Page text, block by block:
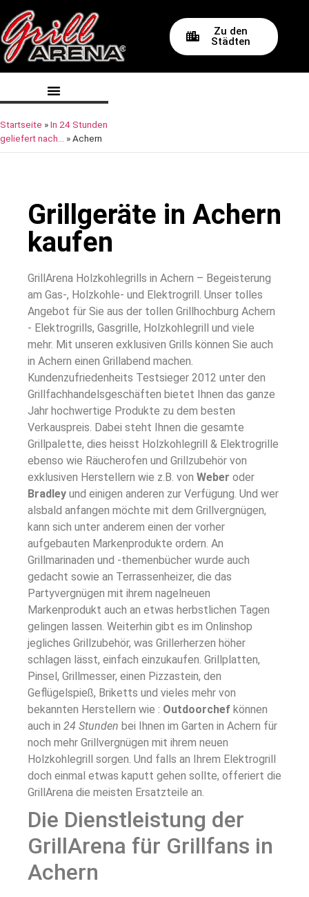
Zu den
Städten
Startseite »In 24 Stunden
geliefert nach…
»Achern
Grillgeräte in Achern
kaufen
GrillArena Holzkohlegrills in Achern – Begeisterung
am Gas-, Holzkohle- und Elektrogrill. Unser tolles
Angebot für Sie aus der tollen Grillhochburg Achern
- Elektrogrills, Gasgrille, Holzkohlegrill und viele
mehr. Mit unseren exklusiven Grills können Sie auch
in Achern einen Grillabend machen.
Kundenzufriedenheits Testsieger 2012 unter den
Grillfachhandelsgeschäften bietet Ihnen das ganze
Jahr hochwertige Produkte zu dem besten
Verkauspreis. Dabei steht Ihnen die gesamte
Grillpalette, dies heisst Holzkohlegrill & Elektrogrille
ebenso wie Räucherofen und Grillzubehör von
exklusiven Herstellern wie z.B. von Weber oder
Bradley und einigen anderen zur Verfügung. Und wer
alsbald anfangen möchte mit dem Grillvergnügen,
kann sich unter anderem einen der vorher
aufgebauten Markenprodukte ordern. An
Grillmarinaden und -themenbücher wurde auch
gedacht sowie an Terrassenheizer, die das
Partyvergnügen mit ihrem nagelneuen
Markenprodukt auch an etwas herbstlichen Tagen
gelingen lassen. Weiterhin gibt es im Onlinshop
jegliches Grillzubehör, was Grillerherzen höher
schlagen lässt, einfach einzukaufen. Grillplatten,
Pinsel, Grillmesser, einen Pizzastein, den
Geflügelspieß, Briketts und vieles mehr von
bekannten Herstellern wie : Outdoorchef können
auch in 24 Stunden bei Ihnen im Garten in Achern für
noch mehr Grillvergnügen mit ihrem neuen
Holzkohlegrill sorgen. Und falls an Ihrem Elektrogrill
doch einmal etwas kaputt gehen sollte, offeriert die
GrillArena die meisten Ersatzteile an.
Die Dienstleistung der
GrillArena für Grillfans in
Achern